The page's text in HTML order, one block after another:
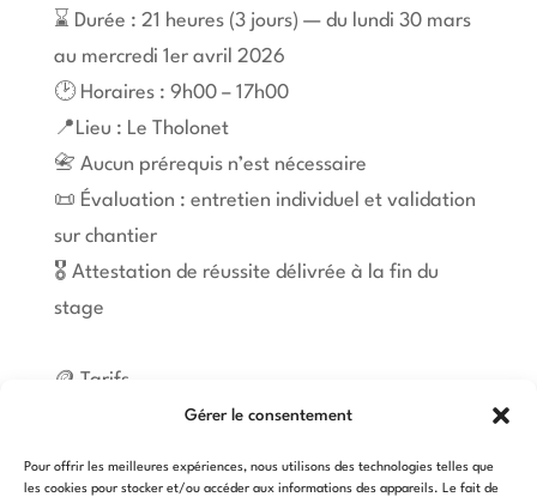
Gérer le consentement
Pour offrir les meilleures expériences, nous utilisons des technologies telles que
les cookies pour stocker et/ou accéder aux informations des appareils. Le fait de
⌛ Durée : 21 heures (3 jours) — du lundi 30 mars
au mercredi 1er avril 2026
🕑 Horaires : 9h00 – 17h00
📍Lieu : Le Tholonet
📇 Aucun prérequis n’est nécessaire
📜 Évaluation : entretien individuel et validation
sur chantier
🎖️ Attestation de réussite délivrée à la fin du
stage
🪙 Tarifs
Agriculteurs : pris en charge par Vivéa
€ H.T. au total – 990 € TTC)